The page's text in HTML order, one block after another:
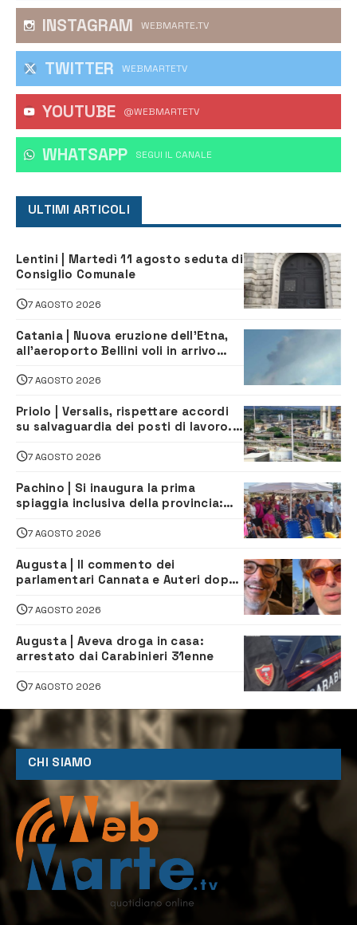
INSTAGRAM WEBMARTE.TV
TWITTER WEBMARTETV
YOUTUBE @WEBMARTETV
WHATSAPP ‎SEGUI IL CANALE
ULTIMI ARTICOLI
Lentini | Martedì 11 agosto seduta di
Consiglio Comunale
7 AGOSTO 2026
Catania | Nuova eruzione dell’Etna,
all’aeroporto Bellini voli in arrivo
7 AGOSTO 2026
Priolo | Versalis, rispettare accordi
su salvaguardia dei posti di lavoro. Il
7 AGOSTO 2026
Pachino | Si inaugura la prima
spiaggia inclusiva della provincia:
tutti
7 AGOSTO 2026
Augusta | Il commento dei
parlamentari Cannata e Auteri dopo
depuratore
7 AGOSTO 2026
Augusta | Aveva droga in casa:
arrestato dai Carabinieri 31enne
7 AGOSTO 2026
CHI SIAMO